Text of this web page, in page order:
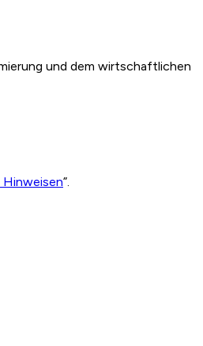
und dem wirtschaftlichen
Hinweisen”.